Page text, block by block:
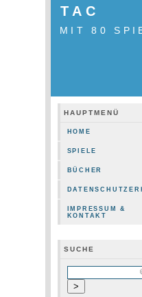
TAC
MIT 80
HAUPTMENÜ
HOME
SPIELE
BÜCHER
IMPRESSUM &
KONTAKT
SUCHE